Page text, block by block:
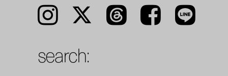
Instagram 𝕏 Threads Facebook LINE
search: